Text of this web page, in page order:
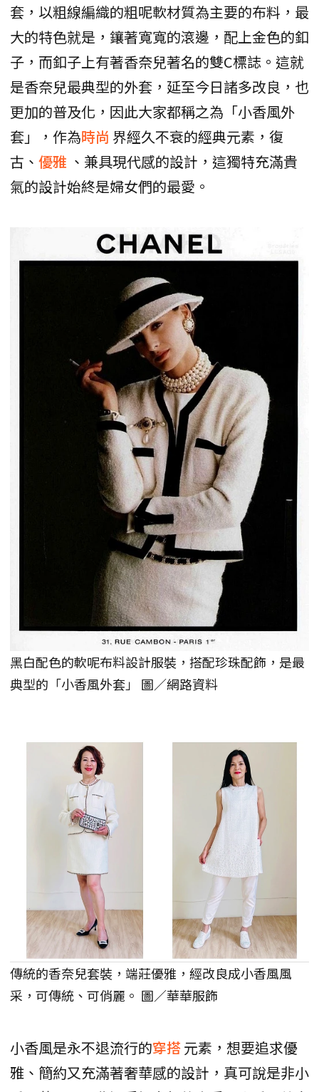
套，以粗線編織的粗呢軟材質為主要的布料，最
大的特色就是，鑲著寬寬的滾邊，配上金色的釦
子，而釦子上有著香奈兒著名的雙C標誌。這就
是香奈兒最典型的外套，延至今日諸多改良，也
更加的普及化，因此大家都稱之為「小香風外
套」，作為時尚 界經久不衰的經典元素，復
古、 優雅 、兼具現代感的設計，這獨特充滿貴
氣的設計始終是婦女們的最愛。
黑白配色的軟呢布料設計服裝，搭配珍珠配飾，是最
典型的「小香風外套」 圖／網路資料
傳統的香奈兒套裝，端莊優雅，經改良成小香風風
采，可傳統、可俏麗。 圖／華華服飾
小香風是永不退流行的穿搭元素，想要追求優
雅、簡約又充滿著奢華感的設計，真可說是非小